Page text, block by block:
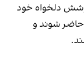
پوشش دلخواه خود
حاضر شوند و